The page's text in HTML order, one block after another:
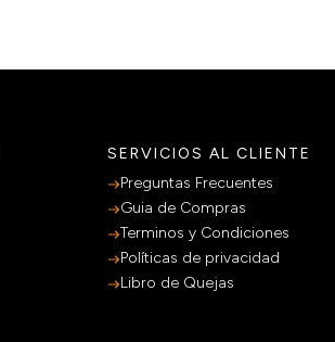
SERVICIOS AL CLIENTE
Preguntas Frecuentes
Guia de Compras
Terminos y Condiciones
Políticas de privacidad
Libro de Quejas